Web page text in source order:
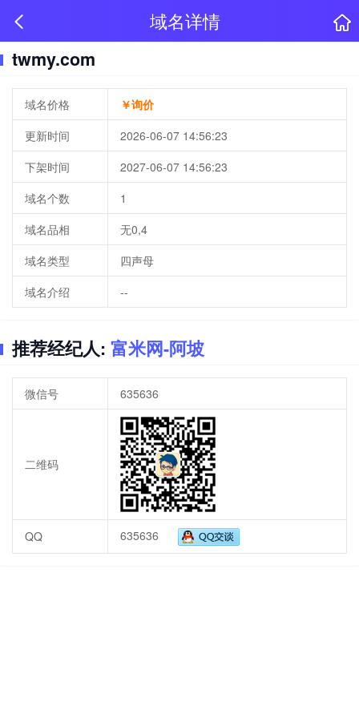
域名详情
twmy.com
域名价格
￥询价
更新时间
2026-06-07 14:56:23
下架时间
2027-06-07 14:56:23
域名个数
1
域名品相
无0,4
域名类型
四声母
域名介绍
--
推荐经纪人: 富米网-阿坡
微信号 635636
二维码
QQ 635636